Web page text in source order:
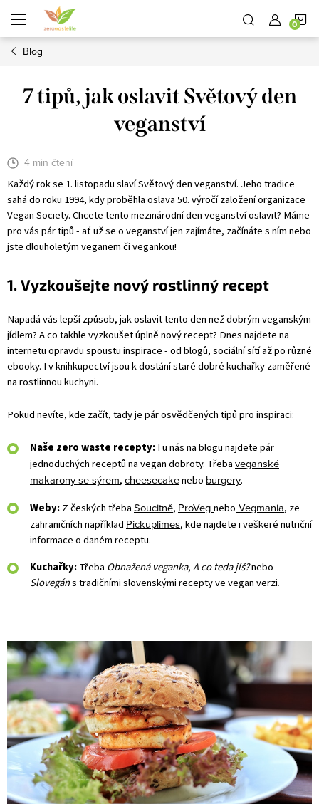
obsah
Blog
7 tipů, jak oslavit Světový den
veganství
4 min čtení
Každý rok se 1. listopadu slaví Světový den veganství. Jeho tradice
sahá do roku 1994, kdy proběhla oslava 50. výročí založení organizace
Vegan Society. Chcete tento mezinárodní den veganství oslavit? Máme
pro vás pár tipů - ať už se o veganství jen zajímáte, začínáte s ním nebo
jste dlouholetým veganem či vegankou!
1. Vyzkoušejte nový rostlinný recept
Napadá vás lepší způsob, jak oslavit tento den než dobrým veganským
jídlem? A co takhle vyzkoušet úplně nový recept? Dnes najdete na
internetu opravdu spoustu inspirace - od blogů, sociální sítí až po různé
ebooky. I v knihkupectví jsou k dostání staré dobré kuchařky zaměřené
na rostlinnou kuchyni.
Pokud nevíte, kde začít, tady je pár osvědčených tipů pro inspiraci:
Naše zero waste recepty:I u nás na blogu najdete pár
jednoduchých receptů na vegan dobroty. Třebaveganské
makarony se sýrem,cheesecakenebo burgery.
Weby:Z českých třebaSoucitně, ProVegnebo Vegmania, ze
zahraničních například Pickuplimes, kde najdete i veškeré nutriční
informace o daném receptu.
Kuchařky:Třeba Obnažená veganka,A co teda jíš?nebo
Slovegáns tradičními slovenskými recepty ve vegan verzi.